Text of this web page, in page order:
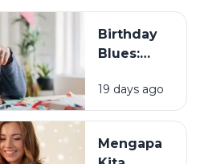
Birthday
Blues:
Sebagian
Orang
Merasa
19 days ago
Mengapa